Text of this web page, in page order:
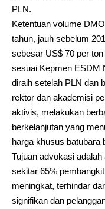
PLN.
Ketentuan volume
tahun, jauh sebelum
sebesar US$ 70 per
sesuai Kepmen ESDM
diraih setelah PLN dan
rektor dan akademisi
aktivis, melakukan
berkelanjutan yang
harga khusus batubara
Tujuan advokasi
sekitar 65%
meningkat, terhindar
signifikan dan